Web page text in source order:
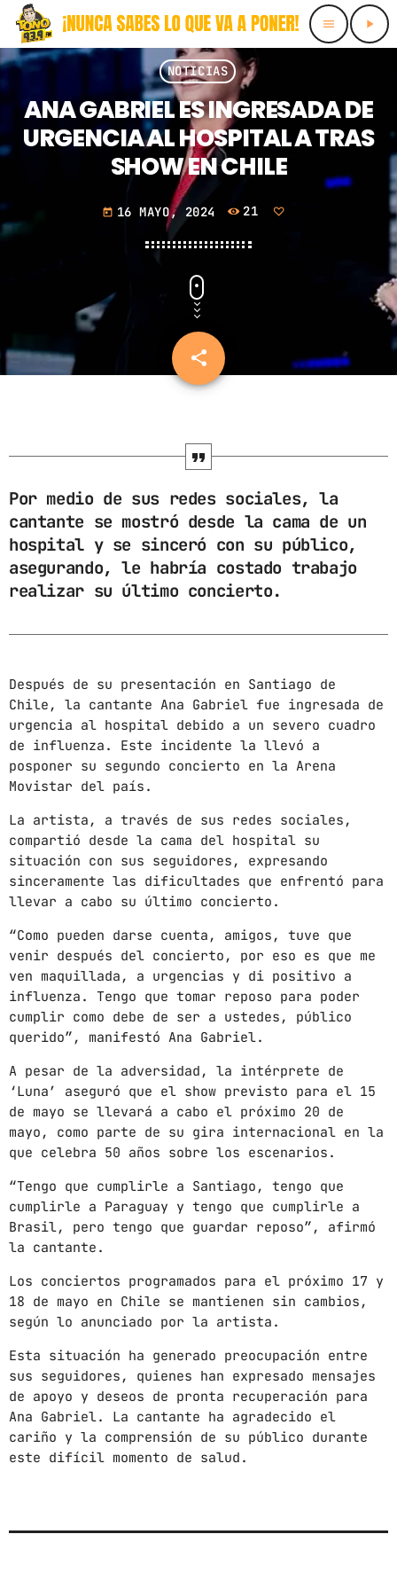
menu
play_arrow
close
INICIO
CONTACTS
febrero 2025
enero 2025
diciembre 2024
septiembre 2024
agosto 2024
junio 2024
mayo 2024
abril 2024
marzo 2024
febrero 2024
CATEGORÍAS
Gobierno de Hermosillo
Gobierno de Sonora
Hermosillo
News
Noticias
UPCOMING SHOWS
CON TODA LA ACTITUD
CON ANGEL RAMIREZ
10:00 AM - 12:00 PM
LOS CHEROS
12:00 PM - 2:00 PM
LUNES A VIERNES DE 14:00 A 16:00 HORAS
NOTICIAS
ANA GABRIEL ES INGRESADA DE
URGENCIA AL HOSPITAL A TRAS
SHOW EN CHILE
today 16 MAYO, 2024 21
share
email
Por medio de sus redes sociales, la
cantante se mostró desde la cama de un
hospital y se sinceró con su público,
asegurando, le habría costado trabajo
realizar su último concierto.
Después de su presentación en Santiago de
Chile, la cantante Ana Gabriel fue ingresada de
urgencia al hospital debido a un severo cuadro
de influenza. Este incidente la llevó a
posponer su segundo concierto en la Arena
Movistar del país.
La artista, a través de sus redes sociales,
compartió desde la cama del hospital su
situación con sus seguidores, expresando
sinceramente las dificultades que enfrentó para
llevar a cabo su último concierto.
“Como pueden darse cuenta, amigos, tuve que
venir después del concierto, por eso es que me
ven maquillada, a urgencias y di positivo a
influenza. Tengo que tomar reposo para poder
cumplir como debe de ser a ustedes, público
querido”, manifestó Ana Gabriel.
A pesar de la adversidad, la intérprete de
‘Luna’ aseguró que el show previsto para el 15
de mayo se llevará a cabo el próximo 20 de
mayo, como parte de su gira internacional en la
que celebra 50 años sobre los escenarios.
“Tengo que cumplirle a Santiago, tengo que
cumplirle a Paraguay y tengo que cumplirle a
Brasil, pero tengo que guardar reposo”, afirmó
la cantante.
Los conciertos programados para el próximo 17 y
18 de mayo en Chile se mantienen sin cambios,
según lo anunciado por la artista.
Esta situación ha generado preocupación entre
sus seguidores, quienes han expresado mensajes
de apoyo y deseos de pronta recuperación para
Ana Gabriel. La cantante ha agradecido el
cariño y la comprensión de su público durante
este difícil momento de salud.